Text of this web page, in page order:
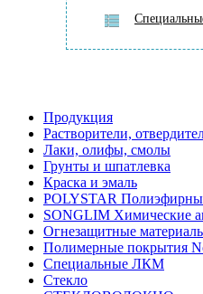
Продукция
Растворители,
Лаки, олифы, смолы
Грунты и шпатлевка
Краска и эмаль
POLYSTAR
SONGLIM Химические
Огнезащитные
Полимерные покрытия
Специальные ЛКМ
Стекло